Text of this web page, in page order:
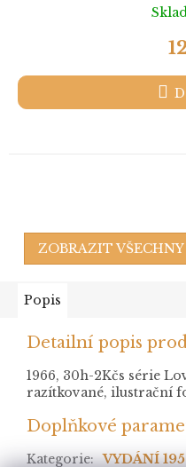
ZOBRAZIT
Popis
Detailní popis
1966, 30h-2Kčs série
razítkované, ilustrační
Doplňkové
Kategorie: VYDÁNÍ